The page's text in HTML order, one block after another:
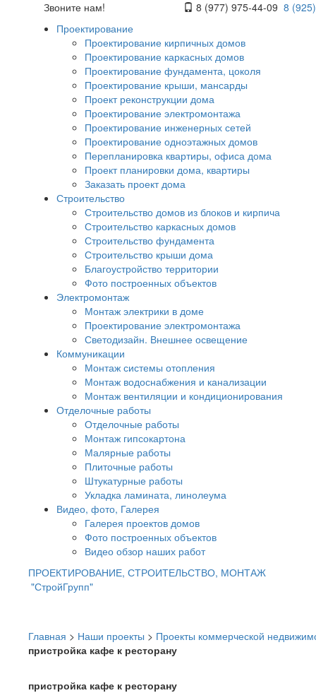
Звоните нам! 8 (977) 975-44-09 8
Проектирование
Проектирование кирпичных домов
Проектирование каркасных домов
Проектирование фундамента, цоколя
Проектирование крыши, мансарды
Проект реконструкции дома
Проектирование электромонтажа
Проектирование инженерных сетей
Проектирование одноэтажных домов
Перепланировка квартиры, офиса дома
Проект планировки дома, квартиры
Заказать проект дома
Строительство
Строительство домов из блоков и кирпича
Строительство каркасных домов
Строительство фундамента
Строительство крыши дома
Благоустройство территории
Фото построенных объектов
Электромонтаж
Монтаж электрики в доме
Проектирование электромонтажа
Светодизайн. Внешнее освещение
Коммуникации
Монтаж системы отопления
Монтаж водоснабжения и канализации
Монтаж вентиляции и кондиционирования
Отделочные работы
Отделочные работы
Монтаж гипсокартона
Малярные работы
Плиточные работы
Штукатурные работы
Укладка ламината, линолеума
Видео, фото, Галерея
Галерея проектов домов
Фото построенных объектов
Видео обзор наших работ
ПРОЕКТИРОВАНИЕ, СТРОИТЕЛЬСТВО, МОНТАЖ
"СтройГрупп"
Главная > Наши проекты > Проекты коммерческой
пристройка кафе к ресторану
пристройка кафе к ресторану